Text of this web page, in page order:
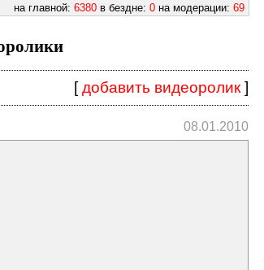
на главной: 6380 в бездне: 0 на модерации: 69
[добавить видеоролик ]
08.01.2010